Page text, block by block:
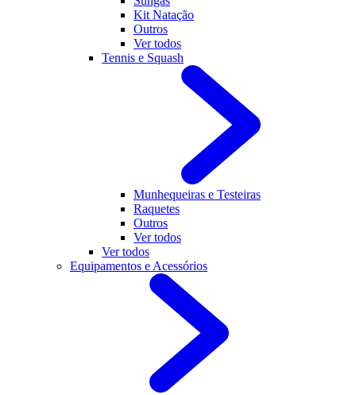
Kit Natação
Outros
Ver todos
Tennis e Squash
Munhequeiras e Testeiras
Raquetes
Outros
Ver todos
Ver todos
Equipamentos e Acessórios